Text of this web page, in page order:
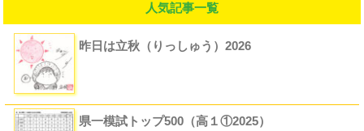
人気記事一覧
昨日は立秋（りっしゅう）2026
県一模試トップ500（高１①2025）